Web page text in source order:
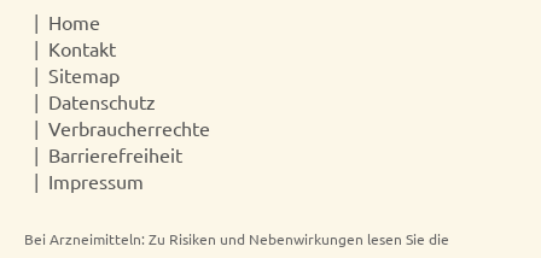
Home
Kontakt
Sitemap
Datenschutz
Verbraucherrechte
Barrierefreiheit
Impressum
Bei Arzneimitteln: Zu Risiken und Nebenwirkungen lesen Sie die